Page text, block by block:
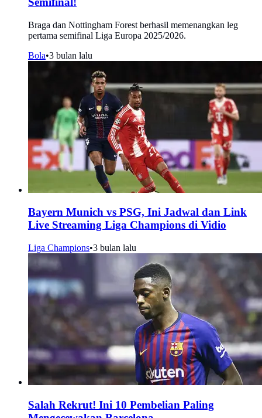
Braga dan Nottingham Forest berhasil memenangkan leg
pertama semifinal Liga Europa 2025/2026.
Bola•3 bulan lalu
Bayern Munich vs PSG, Ini Jadwal dan Link
Live Streaming Liga Champions di Vidio
Liga Champions•3 bulan lalu
Salah Rekrut! Ini 10 Pembelian Paling